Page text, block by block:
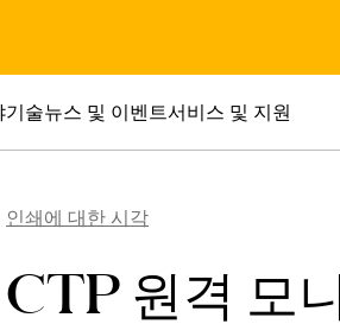
기술뉴스 및 이벤트서비스 및 지원
인쇄에 대한 시각
CTP 원격 모